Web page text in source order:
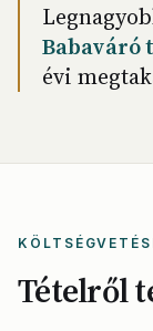
Babaváró
évi
Tételről